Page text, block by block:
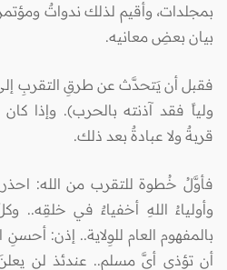
بمجلدات، وأقيم لذلك ندواتٌ
بيان بعضِ معانيه.
فقبل أن يَتحدَّث عن طرقِ التقربِ
ولياً فقد آذنته بالحرب). وإذا
قربةٌ ولا عبادةٌ بعد ذلك.
فأوَّلُ خُطوة للتقرب من الله: احذر
وأولياءُ اللهِ أخفياءٌ في خلقِه..
بالمفهوم العام للوِلاية.. إذن:
أن تؤذي أيَّ مسلم.. عندئذ لن